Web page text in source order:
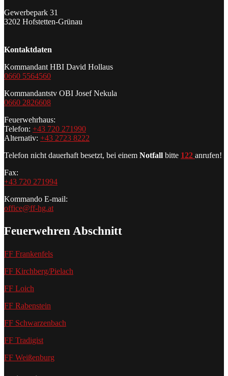
Gewerbepark 31
3202 Hofstetten-Grünau
Kontaktdaten
Kommandant HBI David Hollaus
0660 5564560
Kommandantstv OBI Josef Nekula
0660 2826608
Feuerwehrhaus:
Telefon: +43 720 271990
Alternativ: +43 2723 8222
Telefon nicht dauerhaft besetzt, bei einem Notfall bitte 122 anrufen!
Fax:
+43 720 271994
Kommando E-mail:
office@ff-hg.at
Feuerwehren Abschnitt
FF Frankenfels
FF Kirchberg/Pielach
FF Loich
FF Rabenstein
FF Schwarzenbach
FF Tradigist
FF Weißenburg